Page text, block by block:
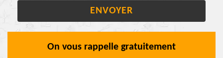
On vous rappelle gratuitement